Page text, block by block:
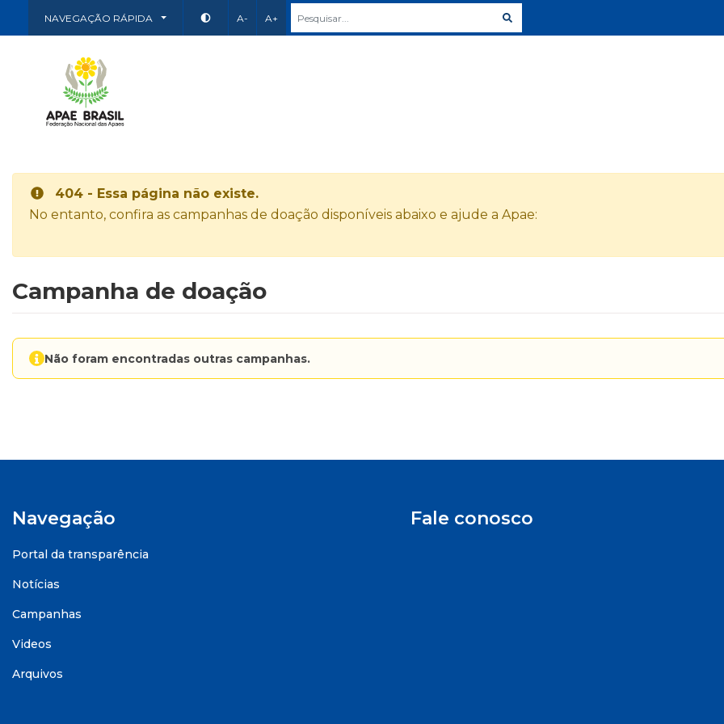
NAVEGAÇÃO RÁPIDA A- A+
404 - Essa página não existe.
No entanto, confira as campanhas de doação disponíveis abaixo e ajude a Apae:
Campanha de doação
Não foram encontradas outras campanhas.
Navegação
Portal da transparência
Notícias
Campanhas
Videos
Arquivos
Fale conosco